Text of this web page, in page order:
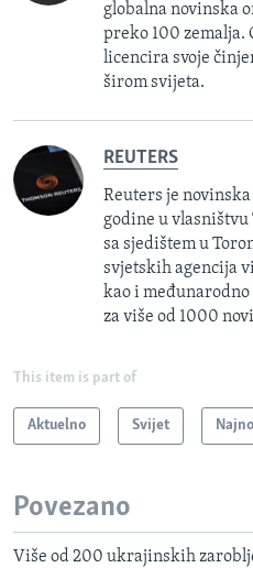
globalna novinska
preko 100 zemalja.
licencira svoje
širom svijeta.
REUTERS
Reuters je novinska
godine u vlasništvu
sa sjedištem u
svjetskih agencija
kao i
za više od 1000
This item is part of
Aktuelno Svijet
Povezano
Više od 200 ukrajinskih